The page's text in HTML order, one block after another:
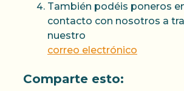
También podéis poneros
contacto con nosotros a
nuestro
correo electrónico
Comparte esto: